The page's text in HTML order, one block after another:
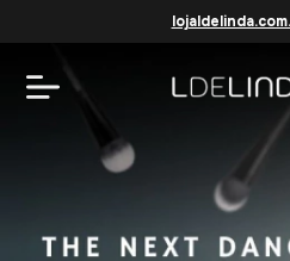
L de Linda —